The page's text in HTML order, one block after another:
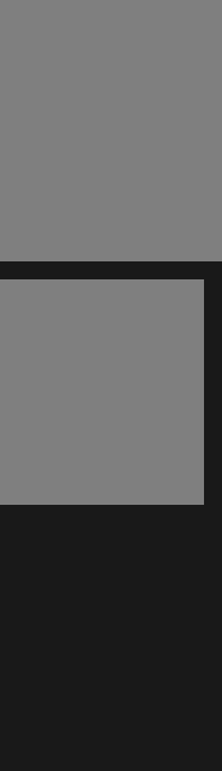
nueva ventana)
ventana)